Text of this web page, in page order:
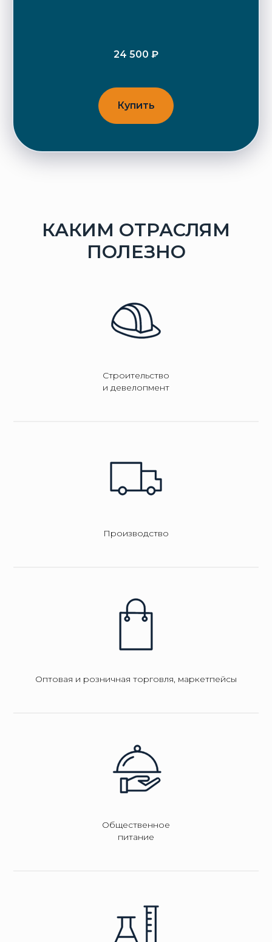
24 500 ₽
Купить
КАКИМ ОТРАСЛЯМ
ПОЛЕЗНО
Строительство
и девелопмент
Производство
Оптовая и розничная торговля, маркетпейсы
Общественное
питание